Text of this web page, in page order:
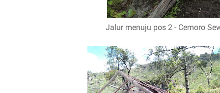
Jalur menuju pos 2 - Cemoro